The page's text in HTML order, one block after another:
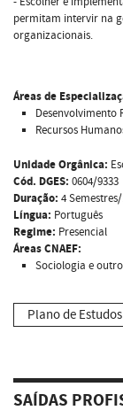
permitam intervir na
organizacionais.
Áreas de
Desenvolvimento
Recursos
Unidade Orgânica:
Cód. DGES: 0604/9333
Duração: 4
Língua: Português
Regime: Presencial
Áreas CNAEF:
Sociologia e
Plano de Estudos
SAÍDAS